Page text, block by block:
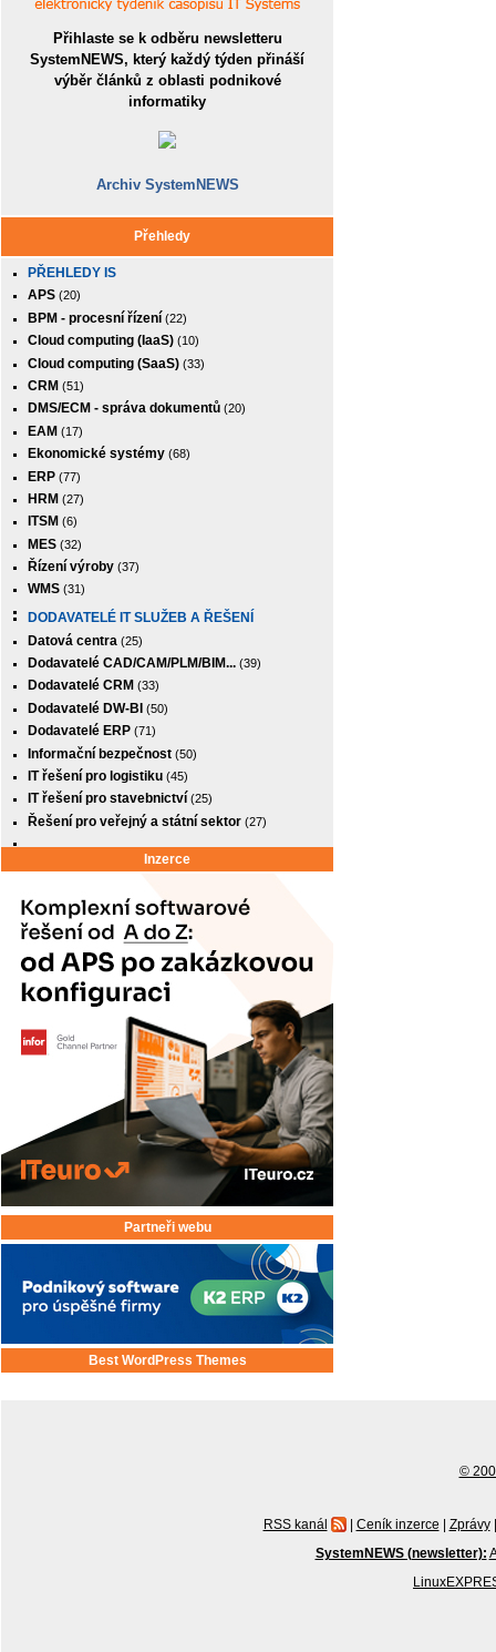
Přihlaste se k odběru newsletteru
SystemNEWS, který každý týden přináší
výběr článků z oblasti podnikové
informatiky
Archiv SystemNEWS
Přehledy
PŘEHLEDY IS
APS (20)
BPM - procesní řízení (22)
Cloud computing (IaaS) (10)
Cloud computing (SaaS) (33)
CRM (51)
DMS/ECM - správa dokumentů (20)
EAM (17)
Ekonomické systémy (68)
ERP (77)
HRM (27)
ITSM (6)
MES (32)
Řízení výroby (37)
WMS (31)
DODAVATELÉ IT SLUŽEB A ŘEŠENÍ
Datová centra (25)
Dodavatelé CAD/CAM/PLM/BIM... (39)
Dodavatelé CRM (33)
Dodavatelé DW-BI (50)
Dodavatelé ERP (71)
Informační bezpečnost (50)
IT řešení pro logistiku (45)
IT řešení pro stavebnictví (25)
Řešení pro veřejný a státní sektor (27)
Inzerce
Partneři webu
Best WordPress Themes
©
RSS kanál | Ceník inzerce | Zprávy |
SystemNEWS (newsletter):